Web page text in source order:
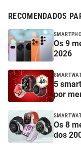
RECOMENDADOS
Os 9
2026
5
por
Os 8
dos